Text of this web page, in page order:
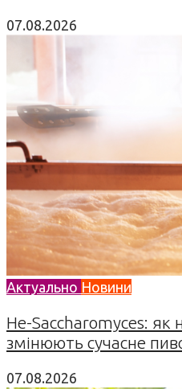
07.08.2026
Актуально Новини
Не-Saccharomyces: як
змінюють сучасне
07.08.2026